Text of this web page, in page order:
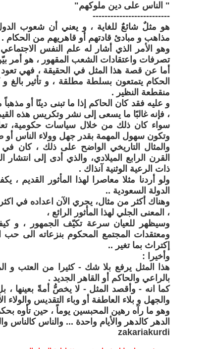
" الناس على دين ملوكهم"
--------------------------
هو مثلٌ شائعٌ للغاية ، و يعني أن شعوب الدول
مذاهب و مبادئ قادتهم أو قاهريهم من الحكام .
وهو الأمر الذي أشار له علم النفس
تصرفات واعتقادات الشعب المقهور ، هو أمر
أما عن قصة هذا المثل في الحقيقة ، فهي
الحكام يتمتعون بسلطة مطلقة ، و تأثير بالغ
منقطعة النظير .
و عليه فقد كان الحاكم إذا ما تبنى دينًا أو
، فإنه غالبًا ما يسعى إلى نشر وتكريس هذه
سواء كان ذلك من خلال سياسات حكومية،
وتكون سهول المهمة بقدر جهل وولاء الناس
والمثال التاريخي الواضح على ذلك ، كان
القرن الرابع الميلادي، والذي أدى إلى
ذات الرعية الوثنية آنذاك .
ولو أردنا مثلا معاصرا لهذا المأثور القديم ،
الدولة السعودية ..
وهناك أكثر من مثال، يجري الآن اعداده في
، المعنى الجلي لهذا المأثور الرائع ،
وسيظهر للعيان سرعة تكيّف الجمهور ، و
ومعتقدات المجتمع المحكوم بنزعاته الى حب
إكتراث بما تغير ..
وأخيرا :
هذا المثل يرفع بلا شك - كثيرا من العتب و
بالراعي والحاكم أو القاهر الجديد .
كما انه - وأقصد المثل - لا يخصُّ أمةً بعينها
والجهل و بلاء العاطفة أو وباء التقديس والولاء
وهو ما رآه رهين المحبسين يوماً ، حين تأوه
الدهر كالدهر والأيام واحدة ... والناس كالناس
zakariakurdi